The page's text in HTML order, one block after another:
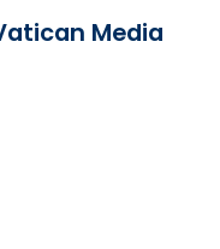
Media